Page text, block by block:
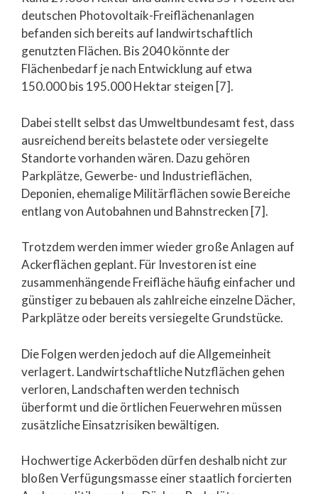
deutschen Photovoltaik-Freiflächenanlagen
befanden sich bereits auf landwirtschaftlich
genutzten Flächen. Bis 2040 könnte der
Flächenbedarf je nach Entwicklung auf etwa
150.000 bis 195.000 Hektar steigen [7].
Dabei stellt selbst das Umweltbundesamt fest, dass
ausreichend bereits belastete oder versiegelte
Standorte vorhanden wären. Dazu gehören
Parkplätze, Gewerbe- und Industrieflächen,
Deponien, ehemalige Militärflächen sowie Bereiche
entlang von Autobahnen und Bahnstrecken [7].
Trotzdem werden immer wieder große Anlagen auf
Ackerflächen geplant. Für Investoren ist eine
zusammenhängende Freifläche häufig einfacher und
günstiger zu bebauen als zahlreiche einzelne Dächer,
Parkplätze oder bereits versiegelte Grundstücke.
Die Folgen werden jedoch auf die Allgemeinheit
verlagert. Landwirtschaftliche Nutzflächen gehen
verloren, Landschaften werden technisch
überformt und die örtlichen Feuerwehren müssen
zusätzliche Einsatzrisiken bewältigen.
Hochwertige Ackerböden dürfen deshalb nicht zur
bloßen Verfügungsmasse einer staatlich forcierten